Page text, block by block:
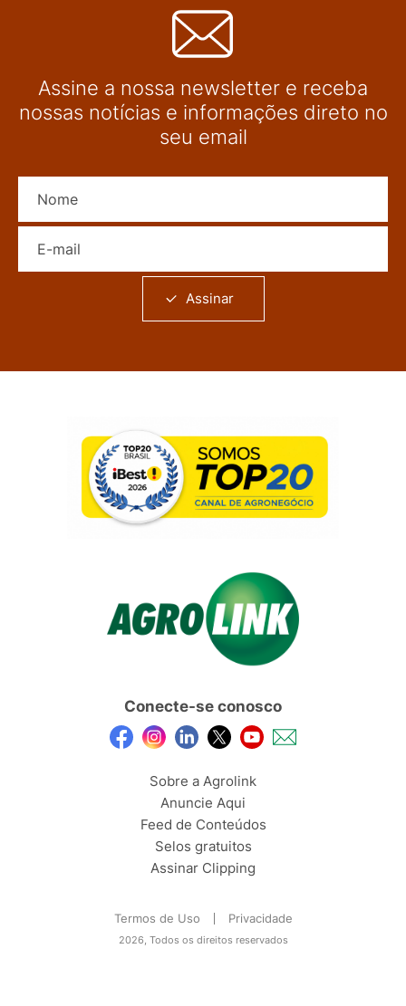
Assine a nossa newsletter e receba
nossas notícias e informações direto no
seu email
Assinar
Conecte-se conosco
Sobre a Agrolink
Anuncie Aqui
Feed de Conteúdos
Selos gratuitos
Assinar Clipping
Termos de Uso Privacidade
2026, Todos os direitos reservados